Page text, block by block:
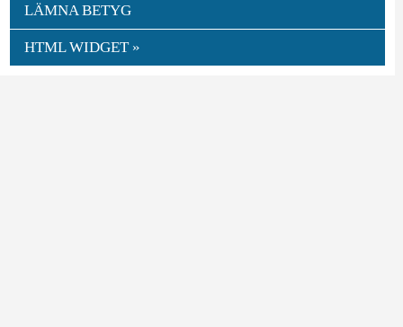
LÄMNA BETYG
HTML WIDGET »